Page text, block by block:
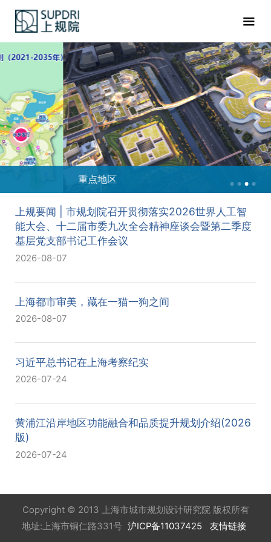
上规要闻 | 市规划院召开贯彻落实2026世界人工智
能大会、十二届市委九次全会精神座谈会暨第二季度
基层党支部书记工作会议
2026-08-07
上海都市审美，藏在一猫一狗之间
2026-08-07
习近平总书记在上海考察纪实
2026-07-24
黄浦江沿岸地区功能融合和品质提升规划介绍(2026
版)
2026-07-24
Copyright © 2013 上海市城市规划设计研究院 版权所有
地址:上海市铜仁路331号 沪ICP备11037425 友情链接